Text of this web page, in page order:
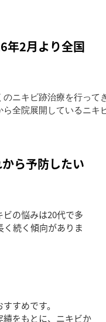
年2月より全国
ニキビ跡治療を行っ
全院展開しているニ
ら予防したい
の悩みは20代で多
く続く傾向がありま
すめです。
をもとに、ニキビか